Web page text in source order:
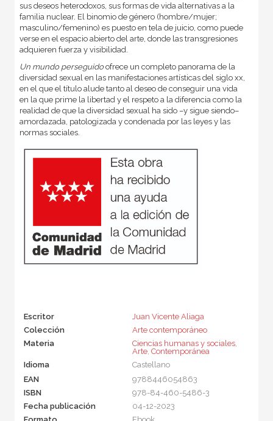
sus deseos heterodoxos, sus formas de vida alternativas a la
familia nuclear. El binomio de género (hombre/mujer;
masculino/femenino) es puesto en tela de juicio, como puede
verse en el espacio abierto del arte, donde las transgresiones
adquieren fuerza y visibilidad.
Un mundo perseguidoofrece un completo panorama de la
diversidad sexual en las manifestaciones artísticas del siglo xx,
en el que el título alude tanto al deseo de conseguir una vida
en la que prime la libertad y el respeto a la diferencia como la
realidad de que la diversidad sexual ha sido –y sigue siendo–
amordazada, patologizada y condenada por las leyes y las
normas sociales.
Escritor
Juan Vicente Aliaga
Colección
Arte contemporáneo
Materia
Ciencias humanas y sociales,
Arte, Contemporánea
Idioma
Castellano
EAN
9788446054863
ISBN
978-84-460-5486-3
Fecha publicación
04-12-2023